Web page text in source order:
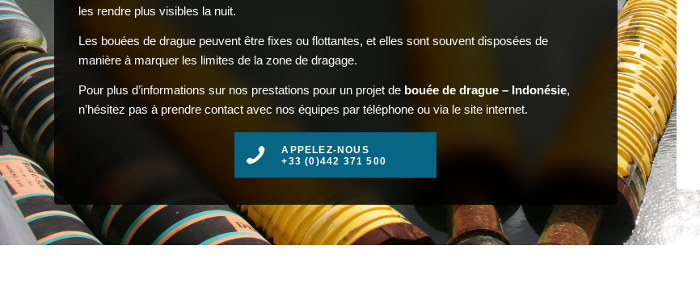
les rendre plus visibles la nuit.
Les bouées de drague peuvent être fixes ou flottantes, et elles sont souvent disposées de
manière à marquer les limites de la zone de dragage.
Pour plus d’informations sur nos prestations pour un projet de bouée de drague – Indonésie,
n’hésitez pas à prendre contact avec nos équipes par téléphone ou via le site internet.
APPELEZ-NOUS
+33 (0)442 371 500